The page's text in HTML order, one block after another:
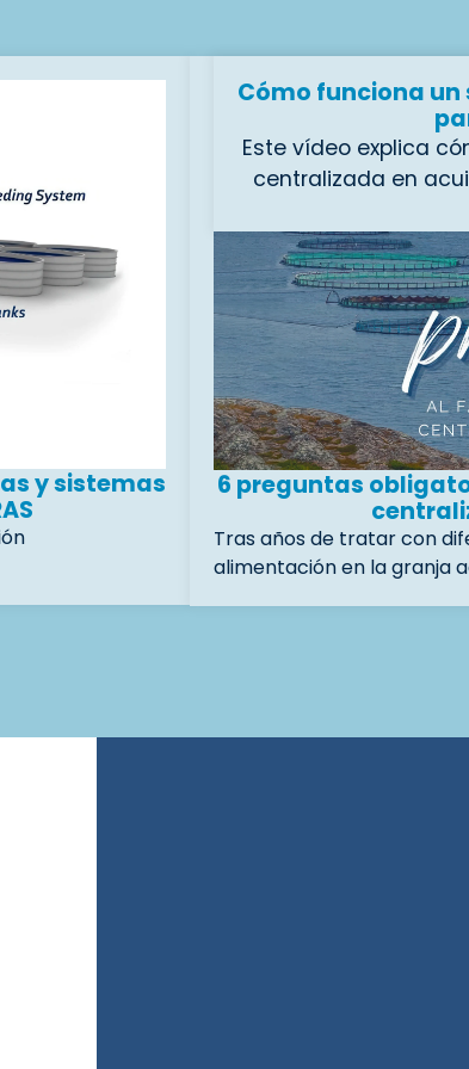
y sistemas
6 preguntas
Tras años de tratar con
alimentación en la granja
Cómo funciona
Este vídeo explica
centralizada en
automatizan todo
pienso y la
jaulas. Al reducir la
mejorar el
centralizada son
Ideal para
buscan